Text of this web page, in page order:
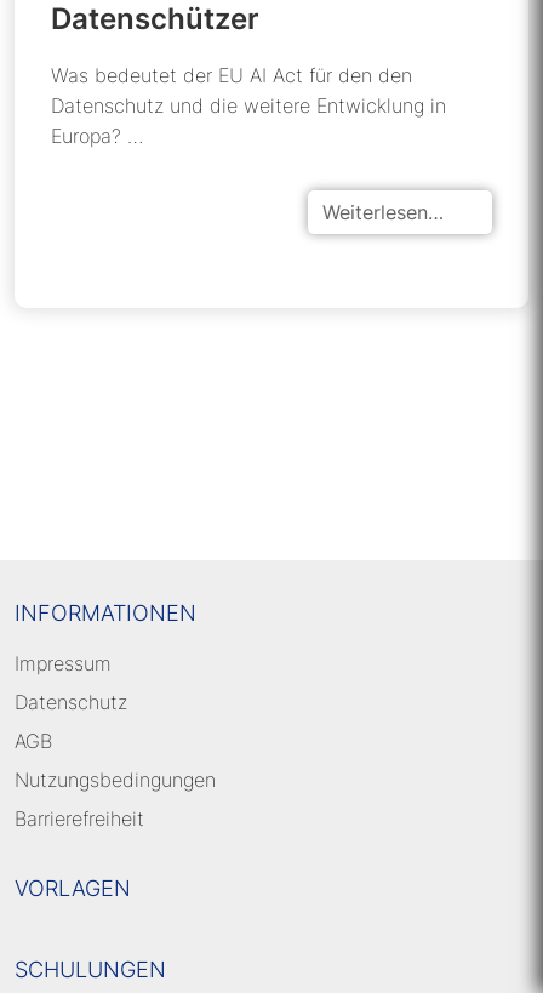
Datenschützer
Was bedeutet der EU AI Act für den den
Datenschutz und die weitere Entwicklung in
Europa? …
Weiterlesen…
INFORMATIONEN
Impressum
Datenschutz
AGB
Nutzungsbedingungen
Barrierefreiheit
VORLAGEN
SCHULUNGEN